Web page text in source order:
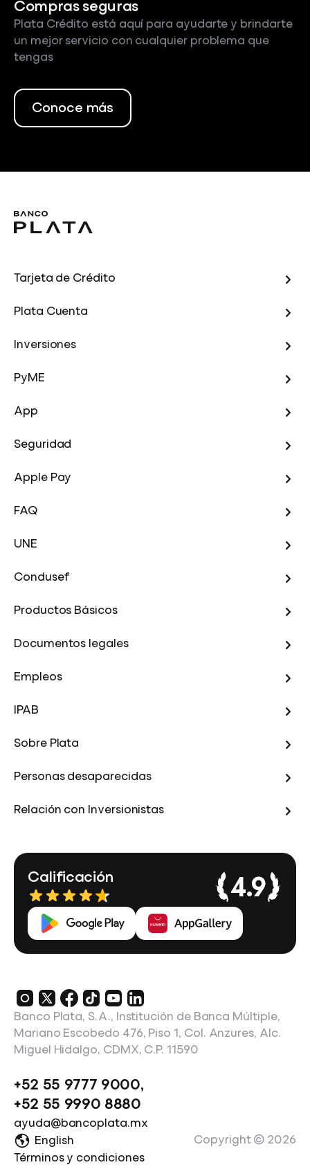
Compras seguras
Plata Crédito está aquí para ayudarte y brindarte
un mejor servicio con cualquier problema que
tengas
Conoce más
Tarjeta de Crédito
Plata Cuenta
Inversiones
PyME
App
Seguridad
Apple Pay
FAQ
UNE
Condusef
Productos Básicos
Documentos legales
Empleos
IPAB
Sobre Plata
Personas desaparecidas
Relación con Inversionistas
Calificación 4.9
+52 55 9777 9000,
+52 55 9990 8880
ayuda@bancoplata.mx
Banco Plata, S.A., Institución de Banca Múltiple,
Mariano Escobedo 476, Piso 1, Col. Anzures, Alc.
Miguel Hidalgo, CDMX, C.P. 11590
English Copyright © 2026
Términos y condiciones